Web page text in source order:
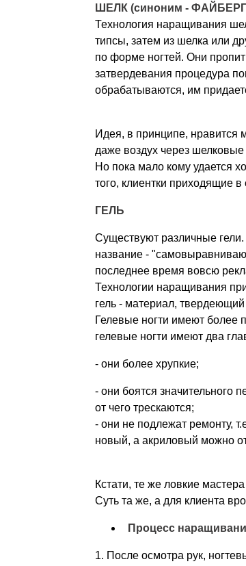
ШЕЛК (синоним -
Технология наращивания
типсы, затем из шелка или
по форме ногтей. Они
затвердевания процедура
обрабатываются, им
Идея, в принципе, нравится
даже воздух через
Но пока мало кому удается
того, клиентки приходящие
ГЕЛЬ
Существуют различные
название -
последнее время вовсю
Технологии наращивания
гель - материал,
Гелевые ногти имеют более
гелевые ногти имеют два
- они более хрупкие;
- они боятся значительного
от чего трескаются;
- они не подлежат ремонту,
новый, а акриловый можно
Кстати, те же ловкие
Суть та же, а для клиента
Процесс
1. После осмотра рук,